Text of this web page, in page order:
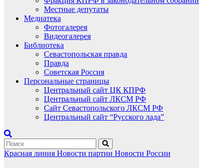
Местные депутаты
Медиатека
Фотогалерея
Видеогалерея
Библиотека
Севастопольская правда
Правда
Советская Россия
Персональные страницы
Центральный сайт ЦК КПРФ
Центральный сайт ЛКСМ РФ
Сайт Севастопольского ЛКСМ РФ
Центральный сайт “Русского лада”
Красная линия Новости партии Новости России